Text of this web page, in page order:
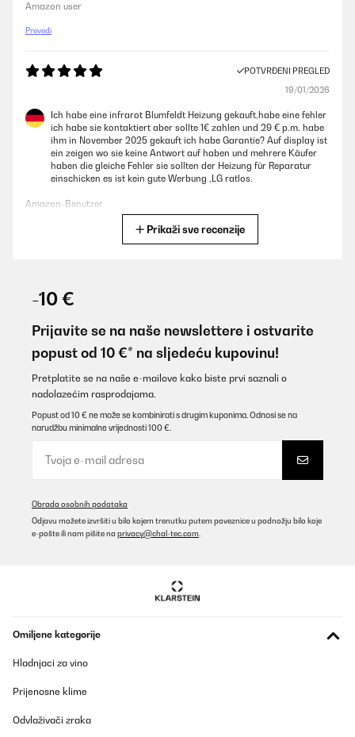
Amazon user
Prevedi
POTVRĐENI PREGLED
19/01/2026
Ich habe eine infrarot Blumfeldt Heizung gekauft,habe eine fehler
ich habe sie kontaktiert aber sollte 1€ zahlen und 29 € p.m. habe
ihm in November 2025 gekauft ich habe Garantie? Auf display ist
ein zeigen wo sie keine Antwort auf haben und mehrere Käufer
haben die gleiche Fehler sie sollten der Heizung für Reparatur
einschicken es ist kein gute Werbung ,LG ratlos.
Amazon-Benutzer
Amazon-Benutzer
POTVRĐENI PREGLED
Wirklich top. Optisch ein Hingucker und die Leistung , selbst im
Winter in meinem Wintergarten absolut ausreichend.
Prevedi
Bin sehr begeistert von der Heizleistung. Wird schneller heiß als
Zeiteinstellung ist es im Büro schön warm wenn wir es morgens
betreten. Stromzähler rennt natürlich auch bei 3500 Watt
Wir werden für unseren geschützten Aussenbereich noch 4
Infratotstrahler anschaffen.
Amazon-Benutzer
Prikaži sve recenzije
-10 €
Prijavite se na naše newslettere i ostvarite
popust od 10 €* na sljedeću kupovinu!
Pretplatite se na naše e-mailove kako biste prvi saznali o
nadolazećim rasprodajama.
Popust od 10 € ne može se kombinirati s drugim kuponima. Odnosi se na
narudžbu minimalne vrijednosti 100 €.
Obrada osobnih podataka
Odjavu možete izvršiti u bilo kojem trenutku putem poveznice u podnožju bilo koje
e-pošte ili nam pišite na privacy@chal-tec.com
Omiljene kategorije
Hladnjaci za vino
Prijenosne klime
Odvlaživači zraka